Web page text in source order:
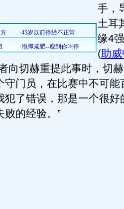
手，
土耳
缘4
(助
向切赫重提此事时，切
守门员，在比赛中不可能
犯了错误，那是一个很好
败的经验。”